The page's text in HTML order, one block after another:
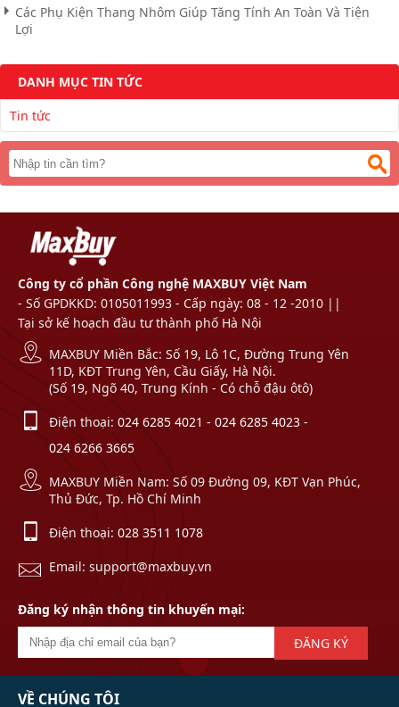
Các Phụ Kiện Thang Nhôm Giúp Tăng Tính An Toàn Và Tiện
Lợi
DANH MỤC TIN TỨC
Tin tức
Công ty cổ phần Công nghệ MAXBUY Việt Nam
- Số GPDKKD: 0105011993 - Cấp ngày: 08 - 12 -2010 ||
Tại sở kế hoạch đầu tư thành phố Hà Nội
MAXBUY Miền Bắc: Số 19, Lô 1C, Đường Trung Yên
11D, KĐT Trung Yên, Cầu Giấy, Hà Nội.
(Số 19, Ngõ 40, Trung Kính - Có chỗ đậu ôtô)
Điện thoại: 024 6285 4021 - 024 6285 4023 -
024 6266 3665
MAXBUY Miền Nam: Số 09 Đường 09, KĐT Vạn Phúc,
Thủ Đức, Tp. Hồ Chí Minh
Điện thoại: 028 3511 1078
Email: support@maxbuy.vn
Đăng ký nhận thông tin khuyến mại:
ĐĂNG KÝ
VỀ CHÚNG TÔI